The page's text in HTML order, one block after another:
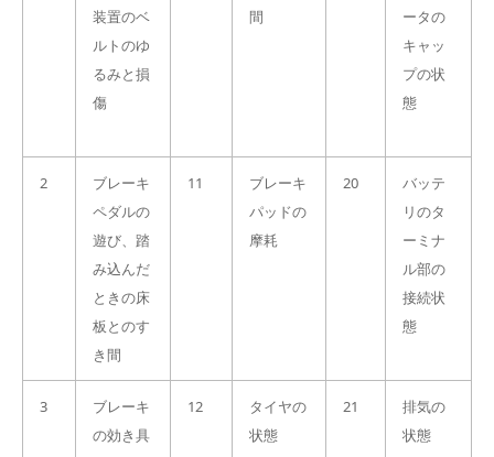
装置のベ
ルトのゆ
るみと損
傷
間
ータの
キャッ
プの状
態
2
ブレーキ
ペダルの
遊び、踏
み込んだ
ときの床
板とのす
き間
11
ブレーキ
パッドの
摩耗
20
バッテ
リのタ
ーミナ
ル部の
接続状
態
3
ブレーキ
の効き具
12
タイヤの
状態
21
排気の
状態